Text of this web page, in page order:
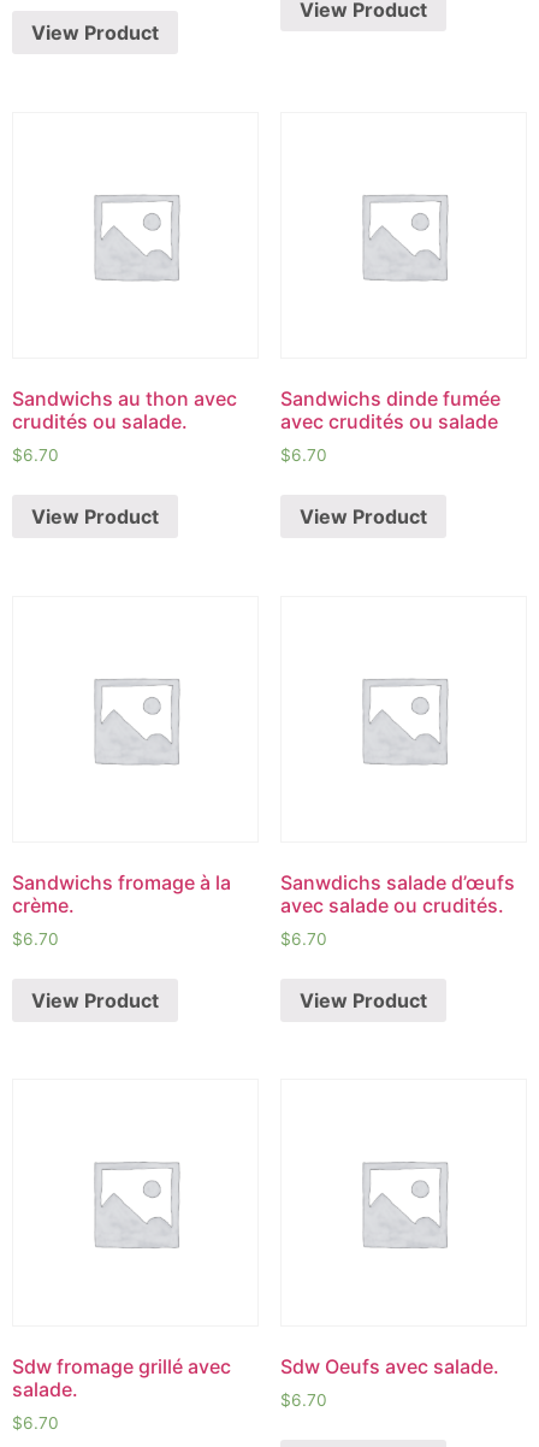
View Product
View Product
Sandwichs au thon avec
crudités ou salade.
$6.70
View Product
Sandwichs dinde fumée
avec crudités ou salade
$6.70
View Product
Sandwichs fromage à la
crème.
$6.70
View Product
Sanwdichs salade d’œufs
avec salade ou crudités.
$6.70
View Product
Sdw fromage grillé avec
salade.
$6.70
Sdw Oeufs avec salade.
$6.70